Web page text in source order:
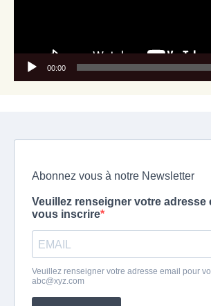
00:00